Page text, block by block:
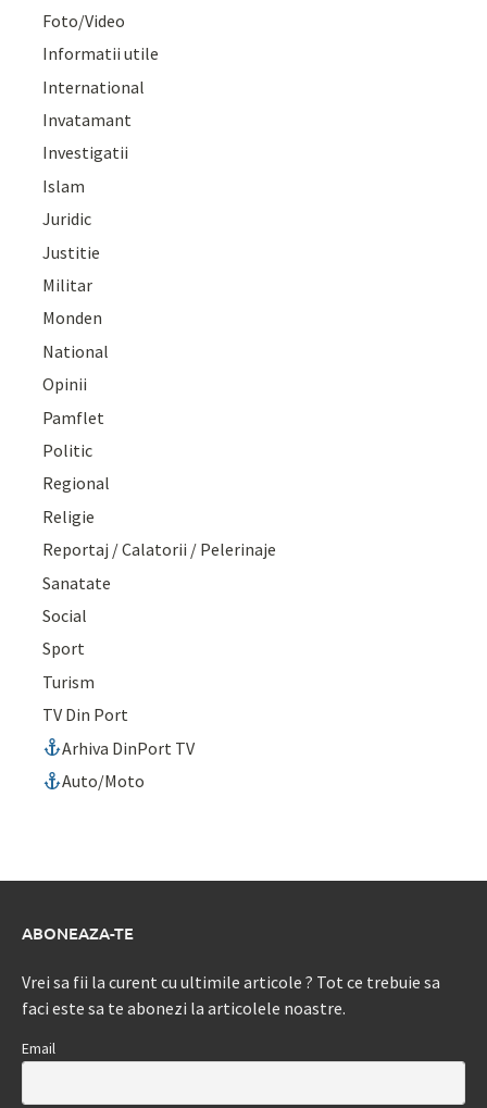
Foto/Video
Informatii utile
International
Invatamant
Investigatii
Islam
Juridic
Justitie
Militar
Monden
National
Opinii
Pamflet
Politic
Regional
Religie
Reportaj / Calatorii / Pelerinaje
Sanatate
Social
Sport
Turism
TV Din Port
Arhiva DinPort TV
Auto/Moto
ABONEAZA-TE
Vrei sa fii la curent cu ultimile articole ? Tot ce trebuie sa
faci este sa te abonezi la articolele noastre.
Email